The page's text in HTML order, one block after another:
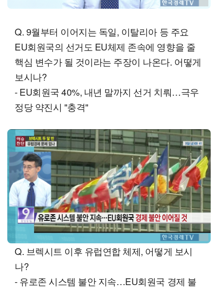
Q. 9월부터 이어지는 독일, 이탈리아 등 주요
EU회원국의 선거도 EU체제 존속에 영향을 줄
핵심 변수가 될 것이라는 주장이 나온다. 어떻게
보시나?
- EU회원국 40%, 내년 말까지 선거 치뤄…극우
정당 약진시 "충격"
Q. 브렉시트 이후 유럽연합 체제, 어떻게 보시
나?
- 유로존 시스템 불안 지속…EU회원국 경제 불